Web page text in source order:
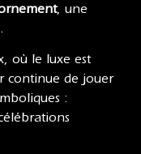
, une
où le luxe est
continue de jouer
: